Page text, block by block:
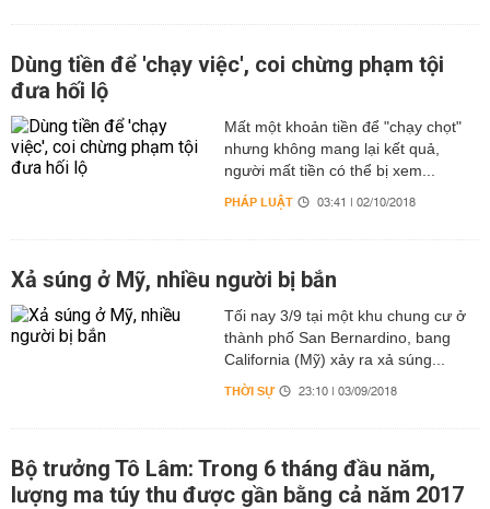
Dùng tiền để 'chạy việc', coi chừng phạm tội
đưa hối lộ
Mất một khoản tiền để "chạy chọt"
nhưng không mang lại kết quả,
người mất tiền có thể bị xem...
PHÁP LUẬT 03:41 | 02/10/2018
Xả súng ở Mỹ, nhiều người bị bắn
Tối nay 3/9 tại một khu chung cư ở
thành phố San Bernardino, bang
California (Mỹ) xảy ra xả súng...
THỜI SỰ 23:10 | 03/09/2018
Bộ trưởng Tô Lâm: Trong 6 tháng đầu năm,
lượng ma túy thu được gần bằng cả năm 2017